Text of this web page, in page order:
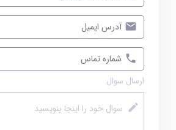
ارسال سوال